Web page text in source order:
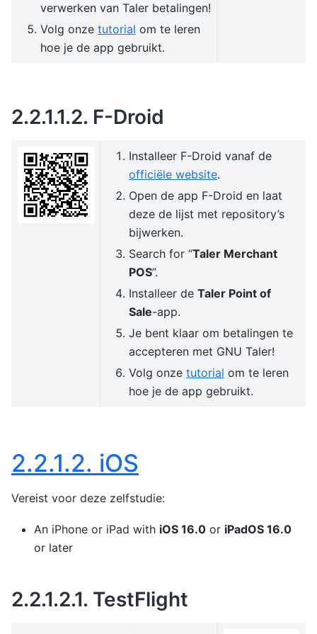
verwerken van Taler betalingen!
Volg onze tutorial om te leren
hoe je de app gebruikt.
2.2.1.1.2. F-Droid
Installeer F-Droid vanaf de
officiële website.
Open de app F-Droid en laat
deze de lijst met repository’s
bijwerken.
Search for “Taler Merchant
POS”.
Installeer de Taler Point of
Sale-app.
Je bent klaar om betalingen te
accepteren met GNU Taler!
Volg onze tutorial om te leren
hoe je de app gebruikt.
2.2.1.2. iOS
Vereist voor deze zelfstudie:
An iPhone or iPad with iOS 16.0 or iPadOS 16.0
or later
2.2.1.2.1. TestFlight